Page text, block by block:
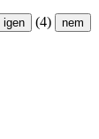
igen (4) nem